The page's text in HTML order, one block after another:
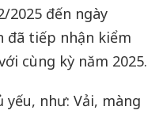
2025 đến ngày
đã tiếp nhận kiểm
cùng kỳ năm 2025.
yếu, như: Vải, màng